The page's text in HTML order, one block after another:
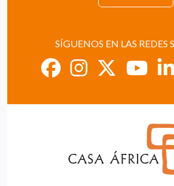
SÍGUENOS EN LAS REDES